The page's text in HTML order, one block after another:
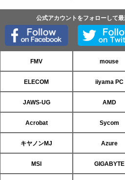
公式アカウントをフォローして
FMV mouse
ELECOM iiyama PC
JAWS-UG AMD
Acrobat Sycom
キヤノンMJ Azure
MSI GIGABYTE